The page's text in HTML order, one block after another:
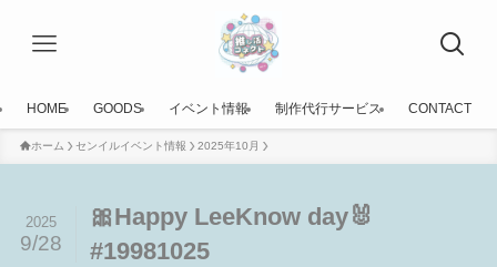
HOME GOODS イベント情報 制作代行サービス CONTACT
ホーム センイルイベント情報 2025年10月
🎀Happy LeeKnow day🐰
#19981025
2025
9/28